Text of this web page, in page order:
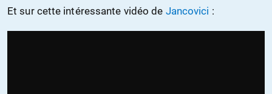
Et sur cette intéressante vidéo de Jancovici :